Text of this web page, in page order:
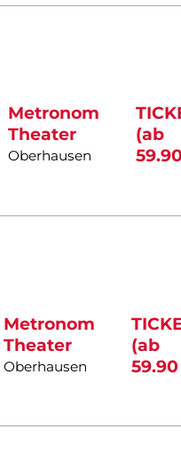
Metronom
Theater
Oberhausen
(ab
Metronom
Theater
Oberhausen
(ab